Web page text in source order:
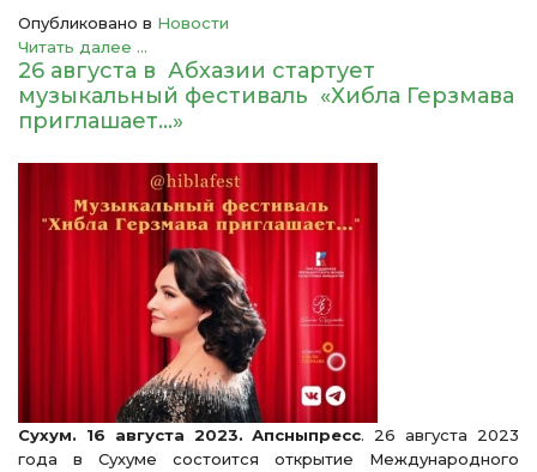
Опубликовано в Новости
Читать далее ...
26 августа в Абхазии стартует
музыкальный фестиваль «Хибла Герзмава
приглашает…»
Сухум. 16 августа 2023. Апсныпресс. 26 августа 2023
года в Сухуме состоится открытие Международного